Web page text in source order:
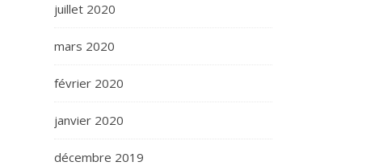
juillet 2020
mars 2020
février 2020
janvier 2020
décembre 2019